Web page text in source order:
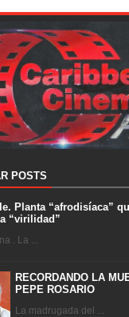
POSTS
Planta “afrodisíaca”
“virilidad”
. La ...
RECORDANDO LA
PEPE ROSARIO
La madrugada del ...